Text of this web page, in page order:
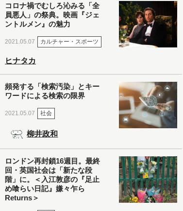
コロナ禍でむしろ沁みる「全
員悪人」の祭典。映画『ジェ
ントルメン』の魅力
2021.05.07 カルチャー・スポーツ
ヒナタカ
頻発する「検索汚染」とキー
ワードによる検索の限界
2021.05.07 社会
柳井政和
ロンドン再封鎖16週目。最終
回・英国社会は「新たな段
階」に。＜入江敦彦の『足止
め喰らい日記』嫌々乍ら
Returns＞